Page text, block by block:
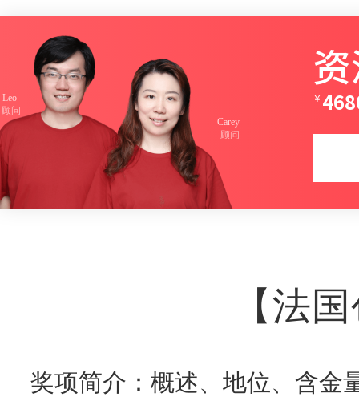
￥
【法
奖项简介：概述、地位、含金